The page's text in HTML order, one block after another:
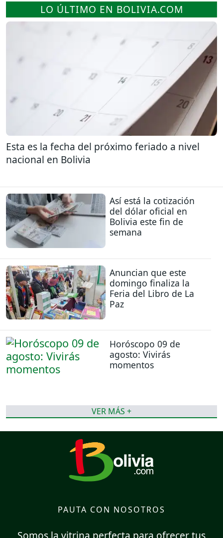
LO ÚLTIMO EN BOLIVIA.COM
Esta es la fecha del próximo feriado a nivel
nacional en Bolivia
Así está la cotización
del dólar oficial en
Bolivia este fin de
semana
Anuncian que este
domingo finaliza la
Feria del Libro de La
Paz
Horóscopo 09 de
agosto: Vivirás
momentos
VER MÁS +
PAUTA CON NOSOTROS
Somos la vitrina perfecta para ofrecer tus